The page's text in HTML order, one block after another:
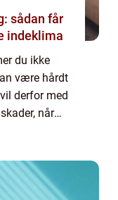
sådan får
indeklima
du ikke
være hårdt
derfor med
når